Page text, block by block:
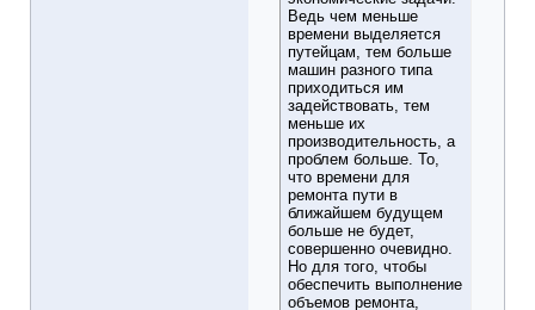
Ведь чем меньше
времени выделяется
путейцам, тем больше
машин разного типа
приходиться им
задействовать, тем
меньше их
производительность, а
проблем больше. То,
что времени для
ремонта пути в
ближайшем будущем
больше не будет,
совершенно очевидно.
Но для того, чтобы
обеспечить выполнение
объемов ремонта,